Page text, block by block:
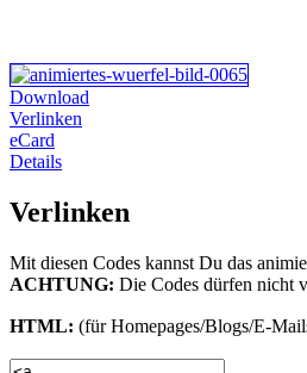
Download
Verlinken
eCard
Details
Verlinken
Mit diesen Codes kannst Du das
ACHTUNG: Die Codes dürfen nicht
HTML: (für Homepages/Blogs/E-